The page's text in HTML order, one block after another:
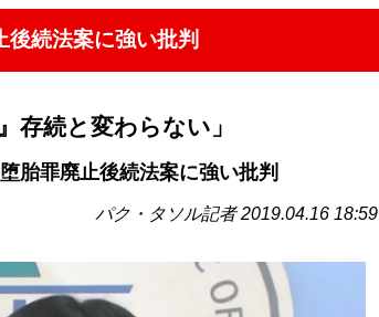
続法案に強い批判
存続と変わらない」
胎罪廃止後続法案に強い批判
パク・タソル記者 2019.04.16 18:59